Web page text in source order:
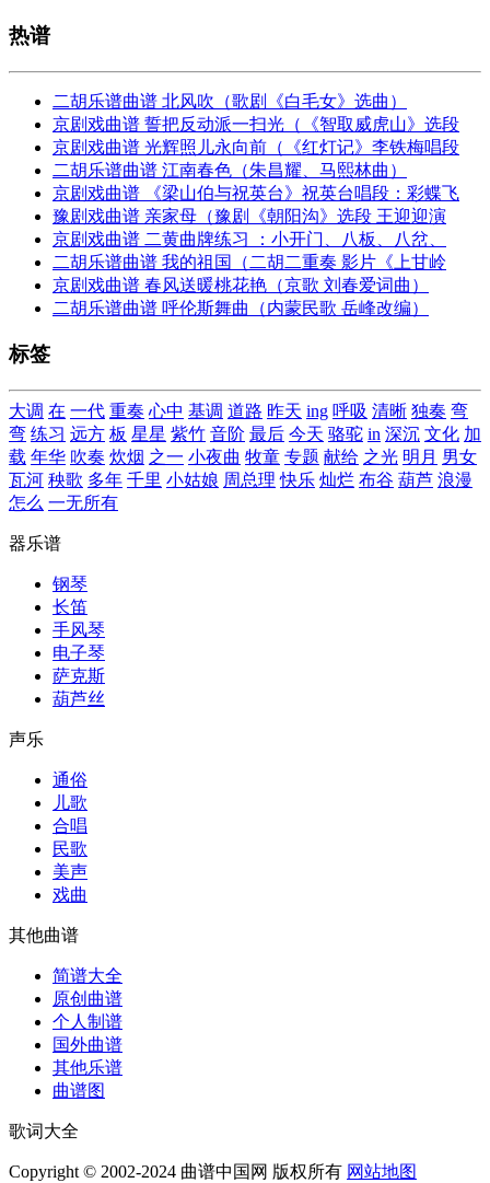
热谱
二胡乐谱曲谱 北风吹（歌剧《白毛女》选曲）
京剧戏曲谱 誓把反动派一扫光（《智取威虎山》选段
京剧戏曲谱 光辉照儿永向前（《红灯记》李铁梅唱段
二胡乐谱曲谱 江南春色（朱昌耀、马熙林曲）
京剧戏曲谱 《梁山伯与祝英台》祝英台唱段：彩蝶飞
豫剧戏曲谱 亲家母（豫剧《朝阳沟》选段 王迎迎演
京剧戏曲谱 二黄曲牌练习 ：小开门、八板、八岔、
二胡乐谱曲谱 我的祖国（二胡二重奏 影片《上甘岭
京剧戏曲谱 春风送暖桃花艳（京歌 刘春爱词曲）
二胡乐谱曲谱 呼伦斯舞曲（内蒙民歌 岳峰改编）
标签
大调 在 一代 重奏 心中 基调 道路 昨天 ing 呼吸 清晰 独奏 弯
弯 练习 远方 板 星星 紫竹 音阶 最后 今天 骆驼 in 深沉 文化 加
载 年华 吹奏 炊烟 之一 小夜曲 牧童 专题 献给 之光 明月 男女
瓦河 秧歌 多年 千里 小姑娘 周总理 快乐 灿烂 布谷 葫芦 浪漫
怎么 一无所有
器乐谱
钢琴
长笛
手风琴
电子琴
萨克斯
葫芦丝
声乐
通俗
儿歌
合唱
民歌
美声
戏曲
其他曲谱
简谱大全
原创曲谱
个人制谱
国外曲谱
其他乐谱
曲谱图
歌词大全
Copyright © 2002-2024 曲谱中国网 版权所有 网站地图